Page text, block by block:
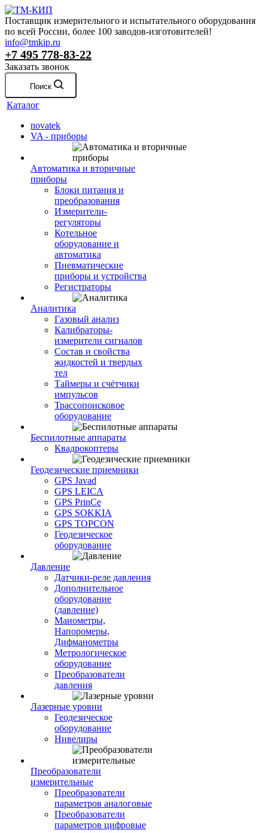
Поставщик измерительного и испытательного оборудования
по всей России, более 100 заводов-изготовителей!
info@tmkip.ru
+7 495 778-83-22
Заказать звонок
Поиск
Каталог
novatek
VA - приборы
Автоматика и вторичные
приборы
Блоки питания и
преобразования
Измерители-
регуляторы
Котельное
оборудование и
автоматика
Пневматические
приборы и устройства
Регистраторы
Аналитика
Газовый анализ
Калибраторы-
измерители сигналов
Состав и свойства
жидкостей и твердых
тел
Таймеры и счётчики
импульсов
Трассопоисковое
оборудование
Беспилотные аппараты
Квадрокоптеры
Геодезические приемники
GPS Javad
GPS LEICA
GPS PrinCe
GPS SOKKIA
GPS TOPCON
Геодезическое
оборудование
Давление
Датчики-реле давления
Дополнительное
оборудование
(давление)
Манометры,
Напоромеры,
Дифманометры
Метрологическое
оборудование
Преобразователи
давления
Лазерные уровни
Геодезическое
оборудование
Нивелиры
Преобразователи
измерительные
Преобразователи
параметров аналоговые
Преобразователи
параметров цифровые